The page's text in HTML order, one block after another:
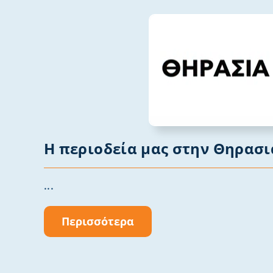
Η περιοδεία μας στην
...
Περισσότερα